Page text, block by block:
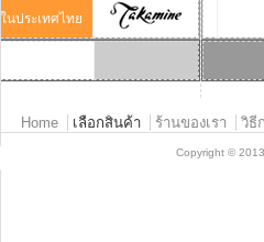
ในประเทศไทย
Home เลือกสินค้า ร้านของเรา วิธี
Copyright ©